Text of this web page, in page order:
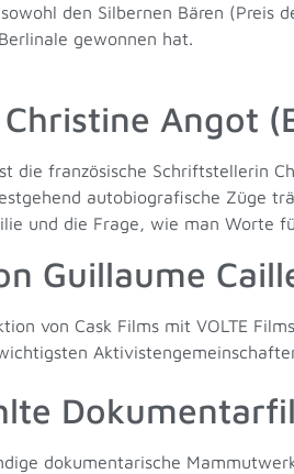
den Silbernen Bären (Preis
gewonnen hat.
Christine Angot
die französische Schriftstellerin
autobiografische Züge
und die Frage, wie man Worte
Guillaume
von Cask Films mit VOLTE
dokumentarische